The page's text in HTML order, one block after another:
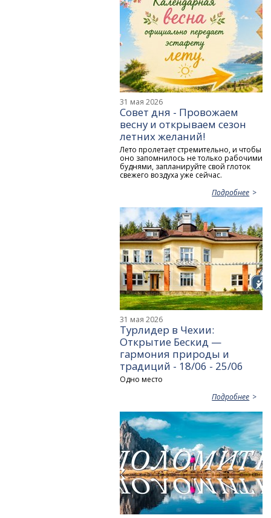
31 мая 2026
Совет дня - Провожаем
весну и открываем сезон
летних желаний!
Лето пролетает стремительно, и чтобы
оно запомнилось не только рабочими
буднями, запланируйте свой глоток
свежего воздуха уже сейчас.
Подробнее
31 мая 2026
Турлидер в Чехии:
Открытие Бескид —
гармония природы и
традиций - 18/06 - 25/06
Одно место
Подробнее